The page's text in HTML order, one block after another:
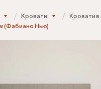
Кровати
Кровати
(Фабиано Нью)